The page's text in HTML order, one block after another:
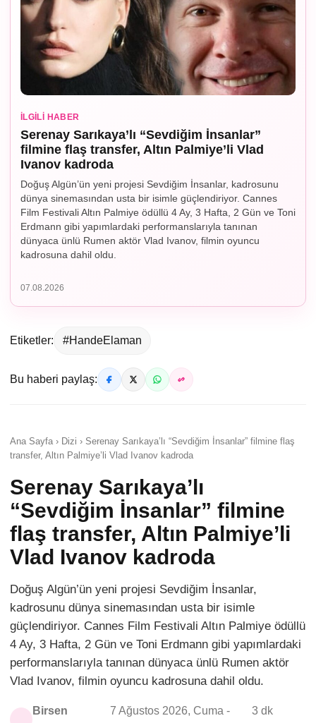
İLGILI HABER
Serenay Sarıkaya’lı “Sevdiğim İnsanlar”
filmine flaş transfer, Altın Palmiye’li Vlad
Ivanov kadroda
Doğuş Algün’ün yeni projesi Sevdiğim İnsanlar, kadrosunu
dünya sinemasından usta bir isimle güçlendiriyor. Cannes
Film Festivali Altın Palmiye ödüllü 4 Ay, 3 Hafta, 2 Gün ve Toni
Erdmann gibi yapımlardaki performanslarıyla tanınan
dünyaca ünlü Rumen aktör Vlad Ivanov, filmin oyuncu
kadrosuna dahil oldu.
07.08.2026
Etiketler: #HandeElaman
Bu haberi paylaş:
Ana Sayfa › Dizi › Serenay Sarıkaya’lı “Sevdiğim İnsanlar” filmine flaş
transfer, Altın Palmiye’li Vlad Ivanov kadroda
Serenay Sarıkaya’lı
“Sevdiğim İnsanlar” filmine
flaş transfer, Altın Palmiye’li
Vlad Ivanov kadroda
Doğuş Algün’ün yeni projesi Sevdiğim İnsanlar,
kadrosunu dünya sinemasından usta bir isimle
güçlendiriyor. Cannes Film Festivali Altın Palmiye ödüllü
4 Ay, 3 Hafta, 2 Gün ve Toni Erdmann gibi yapımlardaki
performanslarıyla tanınan dünyaca ünlü Rumen aktör
Vlad Ivanov, filmin oyuncu kadrosuna dahil oldu.
Birsen
7 Ağustos 2026, Cuma -
3 dk